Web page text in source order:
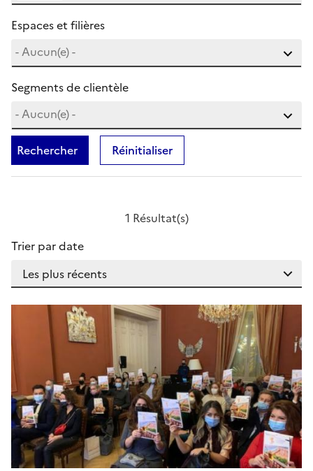
Espaces et filières
Segments de clientèle
Rechercher Réinitialiser
1 Résultat(s)
Trier par date